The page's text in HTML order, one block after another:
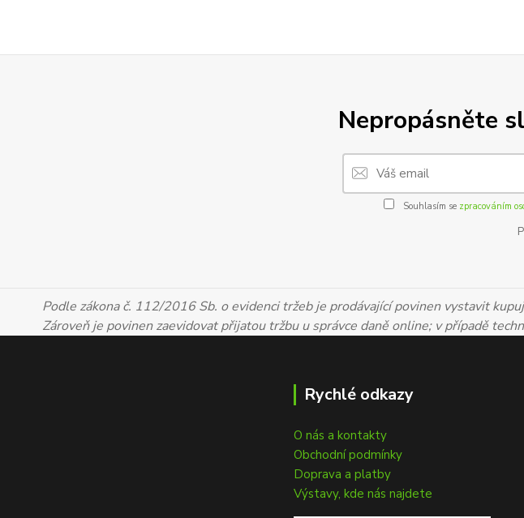
Nepropásněte
Souhlasím se zpracováním
Podle zákona č. 112/2016 Sb. o evidenci tržeb je prodávající povinen vystavit
Zároveň je povinen zaevidovat přijatou tržbu u správce daně online; v případě
Rychlé odkazy
O nás a kontakty
Obchodní podmínky
Doprava a platby
Výstavy, kde nás najdete